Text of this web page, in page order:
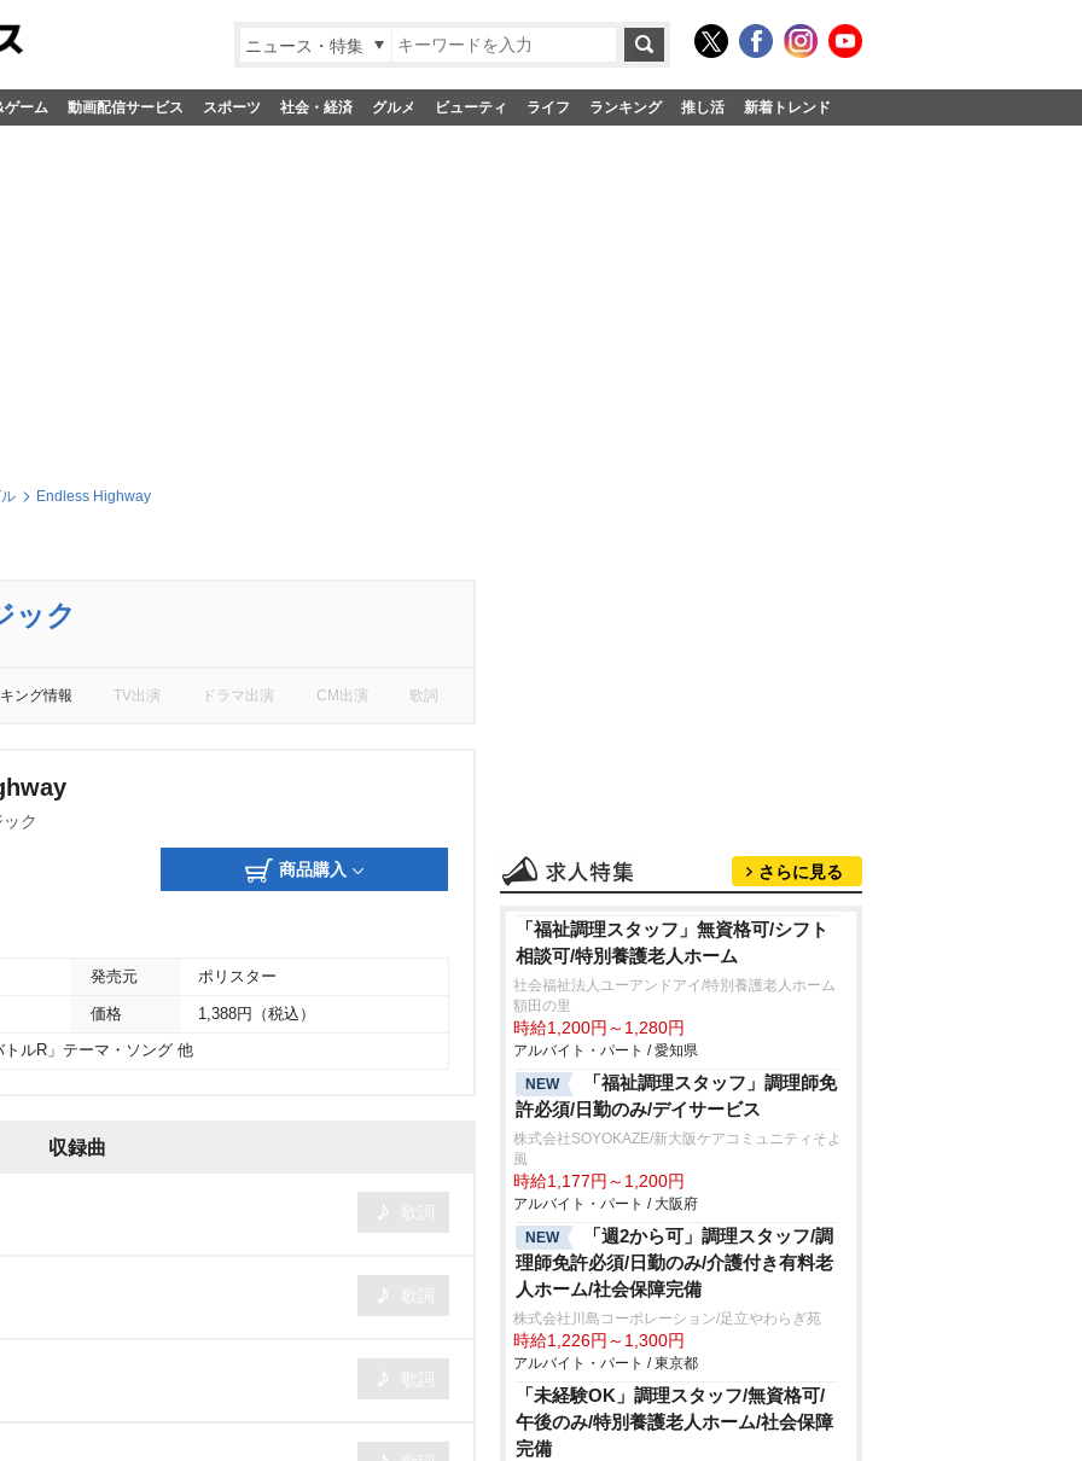
ニュース・特集
ゲーム 動画配信サービス スポーツ 社会・経済 グルメ ビューティ ライフ ランキング 推し活 新着トレンド
Endless Highway
ック
ング情報 TV出演 ドラマ出演 CM出演 歌詞
ク
商品購入
発売元 ポリスター
価格 1,388円（税込）
ルR」テーマ・ソング 他
収録曲
さらに見る
「福祉調理スタッフ」無資格可/シフト
相談可/特別養護老人ホーム
社会福祉法人ユーアンドアイ/特別養護老人ホーム
額田の里
時給1,200円～1,280円
アルバイト・パート / 愛知県
NEW
「福祉調理スタッフ」調理師免
許必須/日勤のみ/デイサービス
株式会社SOYOKAZE/新大阪ケアコミュニティそよ
風
時給1,177円～1,200円
アルバイト・パート / 大阪府
NEW
「週2から可」調理スタッフ/調
理師免許必須/日勤のみ/介護付き有料老
人ホーム/社会保障完備
株式会社川島コーポレーション/足立やわらぎ苑
時給1,226円～1,300円
アルバイト・パート / 東京都
「未経験OK」調理スタッフ/無資格可/
午後のみ/特別養護老人ホーム/社会保障
完備